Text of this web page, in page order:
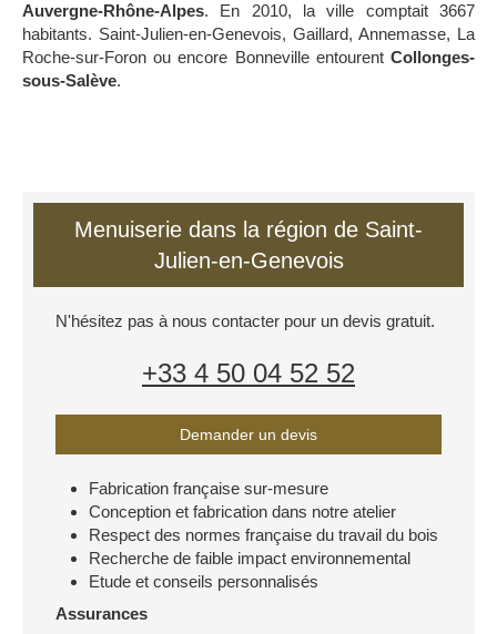
Auvergne-Rhône-Alpes. En 2010, la ville comptait 3667
habitants. Saint-Julien-en-Genevois, Gaillard, Annemasse, La
Roche-sur-Foron ou encore Bonneville entourent Collonges-
sous-Salève.
Menuiserie dans la région de Saint-
Julien-en-Genevois
N'hésitez pas à nous contacter pour un devis gratuit.
+33 4 50 04 52 52
Demander un devis
Fabrication française sur-mesure
Conception et fabrication dans notre atelier
Respect des normes française du travail du bois
Recherche de faible impact environnemental
Etude et conseils personnalisés
Assurances